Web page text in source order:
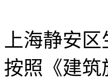
上海静安
按照《建